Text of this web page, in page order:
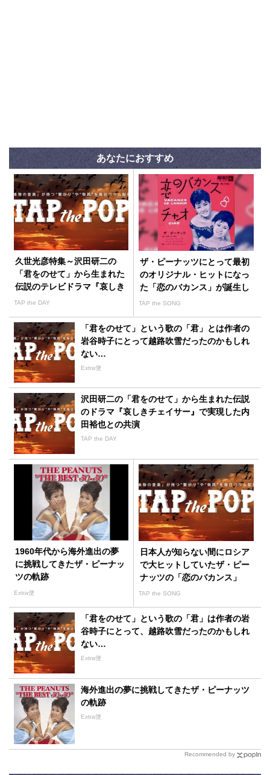
あなたにおすすめ
久世光彦特集～沢田研二の
「君をのせて」から生まれた
伝説のテレビドラマ『哀しき
チェイサー』
TAP the DAY
ザ・ピーナッツにとって最初
のオリジナル・ヒットになっ
た「恋のバカンス」が誕生し
た
TAP the SONG
「君をのせて」という歌の「君」とは作者の
岩谷時子にとって越路吹雪だったのかもしれ
ない…
Extra便
沢田研二の「君をのせて」から生まれた伝説
のドラマ『哀しきチェイサー』で実現した内
田裕也との共演
TAP the DAY
1960年代から海外進出の夢
に挑戦してきたザ・ピーナッ
ツの軌跡
Extra便
日本人が知らない間にロシア
で大ヒットしていたザ・ピー
ナッツの「恋のバカンス」
TAP the SONG
「君をのせて」という歌の「君」は作者の岩
谷時子にとって、越路吹雪だったのかもしれ
ない…
Extra便
海外進出の夢に挑戦してきたザ・ピーナッツ
の軌跡
Extra便
Recommended by